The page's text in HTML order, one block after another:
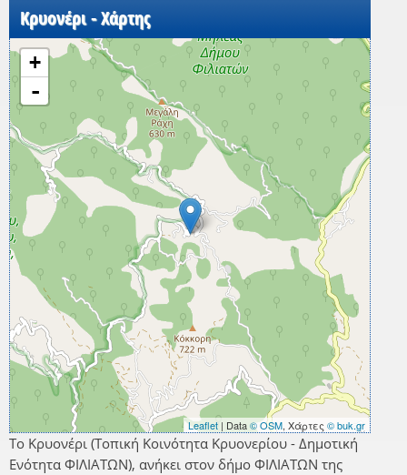
Κρυονέρι - Χάρτης
+
-
Leaflet | Data© OSM, Χάρτες © buk.gr
Το Κρυονέρι (Τοπική Κοινότητα Κρυονερίου - Δημοτική
Ενότητα ΦΙΛΙΑΤΩΝ), ανήκει στον δήμο ΦΙΛΙΑΤΩΝ της